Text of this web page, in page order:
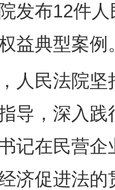
发布12件
益典型案例
民法院坚
导，深入
记在民营
济促进法